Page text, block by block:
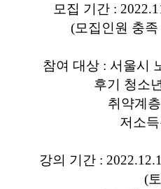
모집 기간 :
(모집인원 충
참여 대상 : 서울시
후기 청소
취약계층
저소
강의 기간 :
(